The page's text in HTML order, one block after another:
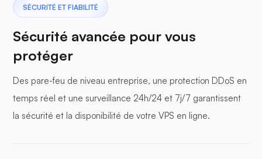
Ptérodactyle
panneaux tampons
SÉCURITÉ ET FIABILITÉ
Sécurité avancée pour vous
protéger
Des pare-feu de niveau entreprise, une protection DDoS en
temps réel et une surveillance 24h/24 et 7j/7 garantissent
la sécurité et la disponibilité de votre VPS en ligne.